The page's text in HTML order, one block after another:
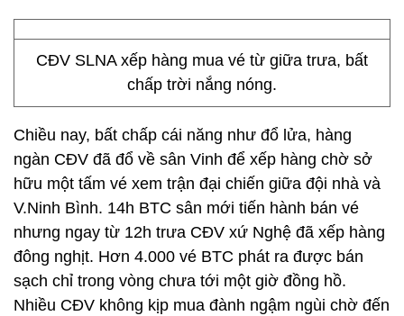
CĐV SLNA xếp hàng mua vé từ giữa trưa, bất
chấp trời nắng nóng.
Chiều nay, bất chấp cái năng như đổ lửa, hàng
ngàn CĐV đã đổ về sân Vinh để xếp hàng chờ sở
hữu một tấm vé xem trận đại chiến giữa đội nhà và
V.Ninh Bình. 14h BTC sân mới tiến hành bán vé
nhưng ngay từ 12h trưa CĐV xứ Nghệ đã xếp hàng
đông nghịt. Hơn 4.000 vé BTC phát ra được bán
sạch chỉ trong vòng chưa tới một giờ đồng hồ.
Nhiều CĐV không kịp mua đành ngậm ngùi chờ đến